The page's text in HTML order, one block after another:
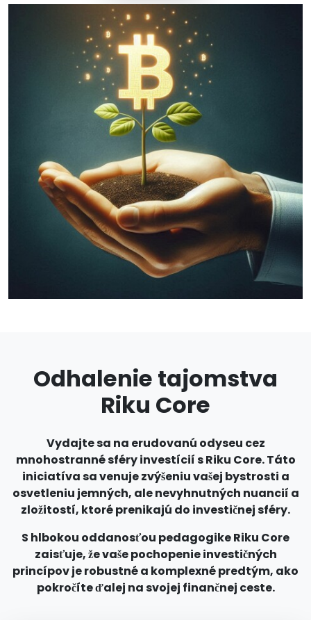
Odhalenie tajomstva
Riku Core
Vydajte sa na erudovanú odyseu cez
mnohostranné sféry investícií s Riku Core. Táto
iniciatíva sa venuje zvýšeniu vašej bystrosti a
osvetleniu jemných, ale nevyhnutných nuancií a
zložitostí, ktoré prenikajú do investičnej sféry.
S hlbokou oddanosťou pedagogike Riku Core
zaisťuje, že vaše pochopenie investičných
princípov je robustné a komplexné predtým, ako
pokročíte ďalej na svojej finančnej ceste.